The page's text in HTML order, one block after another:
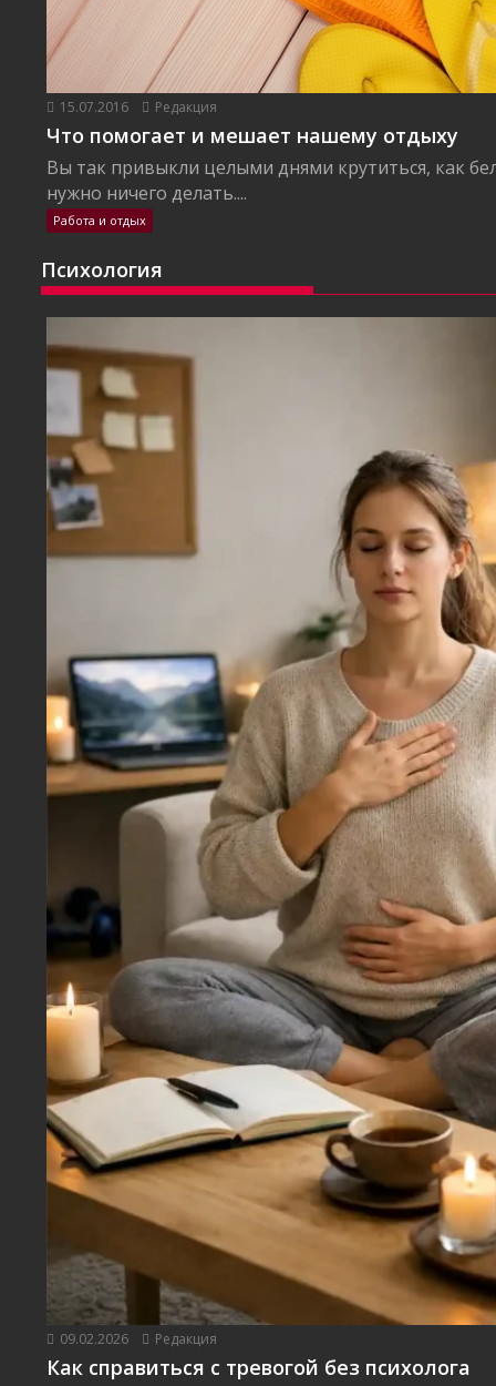
15.07.2016 Редакция
Что помогает и мешает нашему отдыху
Вы так привыкли целыми днями крутиться, как
нужно ничего делать....
Работа и отдых
Психология
09.02.2026 Редакция
Как справиться с тревогой без психолога